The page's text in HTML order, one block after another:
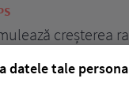
creșterea
datele tale